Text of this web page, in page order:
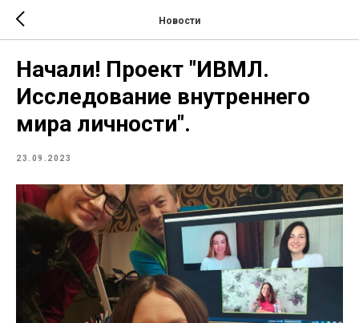
Новости
Начали! Проект "ИВМЛ.
Исследование внутреннего
мира личности".
23.09.2023